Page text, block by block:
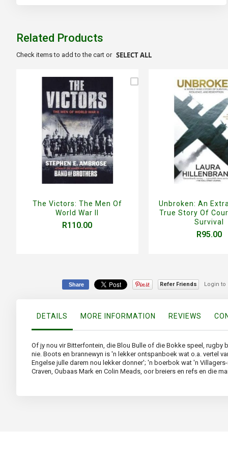
the
gallery
Related Products
Check items to add to the cart or SELECT ALL
The Victors: The Men Of
World War II
R110.00
Unbroken: An
True Story Of
Survival
R95.00
Share Refer Friends Login to
DETAILS MORE INFORMATION REVIEWS
Of jy nou vir Bitterfontein, die Blou Bulle of die Bokke speel,
nie. Boots en brannewyn is 'n lekker ontspanboek wat o.a. vertel
Engelse julle darem nou lekker donner'; 'n boerbok wat 'n
Craven, Oubaas Mark en Colin Meads, oor breiers en refs en die